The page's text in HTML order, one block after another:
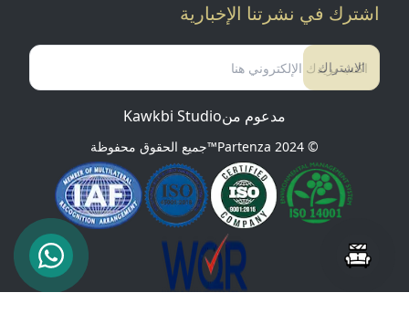
اشترك في نشرتنا الإخبارية
الاشتراك
مدعوم منKawkbi Studio
© 2024
Partenza™ جميع الحقوق محفوظة